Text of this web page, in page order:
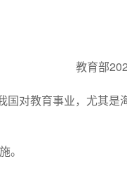
教育部
国对教育事业，尤其是
。